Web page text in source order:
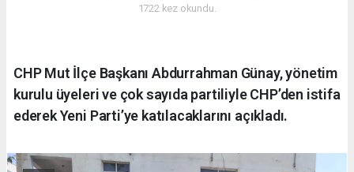
1722 kez okundu.
CHP Mut İlçe Başkanı Abdurrahman Günay, yönetim
kurulu üyeleri ve çok sayıda partiliyle CHP’den istifa
ederek Yeni Parti’ye katılacaklarını açıkladı.